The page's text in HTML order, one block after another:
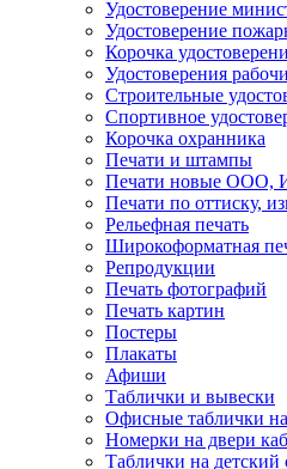
Удостоверение
Удостоверение
Корочка
Удостоверения
Строительные
Спортивное
Корочка охранника
Печати и штампы
Печати новые ООО,
Печати по оттиску,
Рельефная печать
Широкоформатная
Репродукции
Печать фотографий
Печать картин
Постеры
Плакаты
Афиши
Таблички и вывески
Офисные таблички
Номерки на двери
Таблички на детский